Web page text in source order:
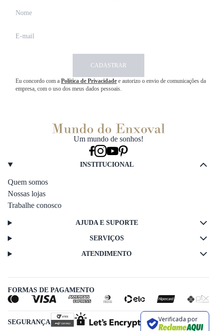
CADASTRAR
Eu concordo com a Política de Privacidade e autorizo o envio de comunicações da
empresa, com o uso dos meus dados pessoais.
Um mundo de sonhos!
INSTITUCIONAL
Quem somos
Nossas lojas
Trabalhe conosco
AJUDA E SUPORTE
SERVIÇOS
ATENDIMENTO
FORMAS DE PAGAMENTO
SEGURANÇA Verificada por